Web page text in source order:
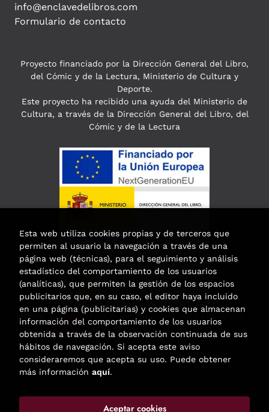
info@enclavedelibros.com
Formulario de contacto
Proyecto financiado por la Dirección General del Libro,
del Cómic y de la Lectura, Ministerio de Cultura y
Deporte.
Este proyecto ha recibido una ayuda del Ministerio de
Cultura, a través de la Dirección General del Libro, del
Cómic y de la Lectura
Esta actividad ha recibido una ayuda
para la modernización de las librerías de
la Comunidad de Madrid
correspondiente al año 2025.
Esta web utiliza cookies propias y de terceros que
permiten al usuario la navegación a través de una
página web (técnicas), para el seguimiento y análisis
estadístico del comportamiento de los usuarios
(analíticas), que permiten la gestión de los espacios
publicitarios que, en su caso, el editor haya incluido
en una página (publicitarias) y cookies que almacenan
información del comportamiento de los usuarios
obtenida a través de la observación continuada de sus
hábitos de navegación. Si acepta este aviso
consideraremos que acepta su uso. Puede obtener
más información aquí.
Aceptar cookies